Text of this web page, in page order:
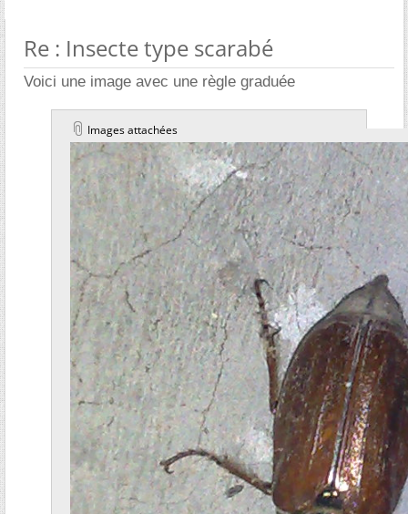
Re : Insecte type scarabé
Voici une image avec une règle graduée
Images attachées